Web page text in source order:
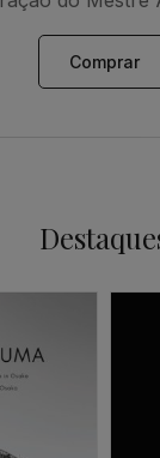
Comprar